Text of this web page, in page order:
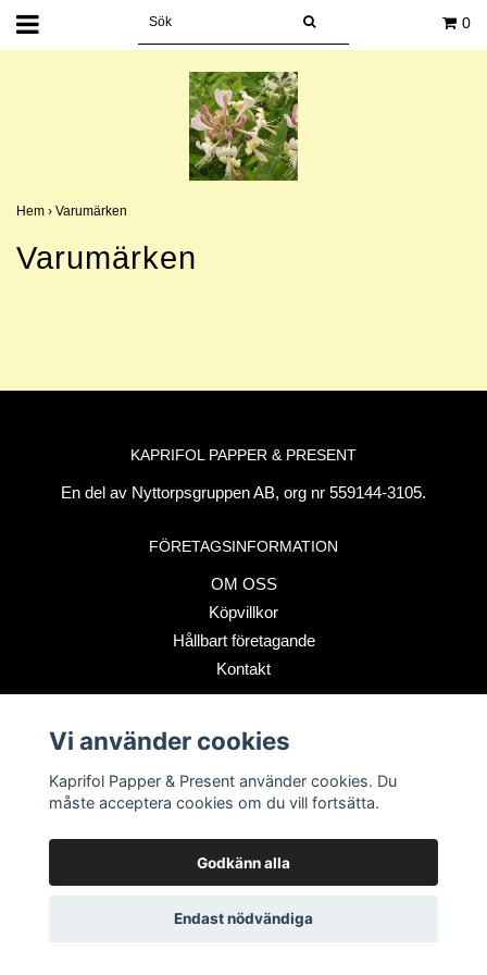
0
Hem › Varumärken
Varumärken
KAPRIFOL PAPPER & PRESENT
En del av Nyttorpsgruppen AB, org nr 559144-3105.
FÖRETAGSINFORMATION
OM OSS
Köpvillkor
Hållbart företagande
Kontakt
BETALSÄTT
Vi använder cookies
Kaprifol Papper & Present använder cookies. Du
måste acceptera cookies om du vill fortsätta.
Godkänn alla
Endast nödvändiga